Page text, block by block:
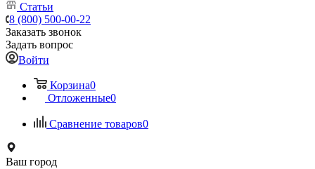
Статьи
8 (800) 500-00-22
Заказать звонок
Задать вопрос
Войти
Корзина0
Отложенные0
Сравнение товаров0
Ваш город